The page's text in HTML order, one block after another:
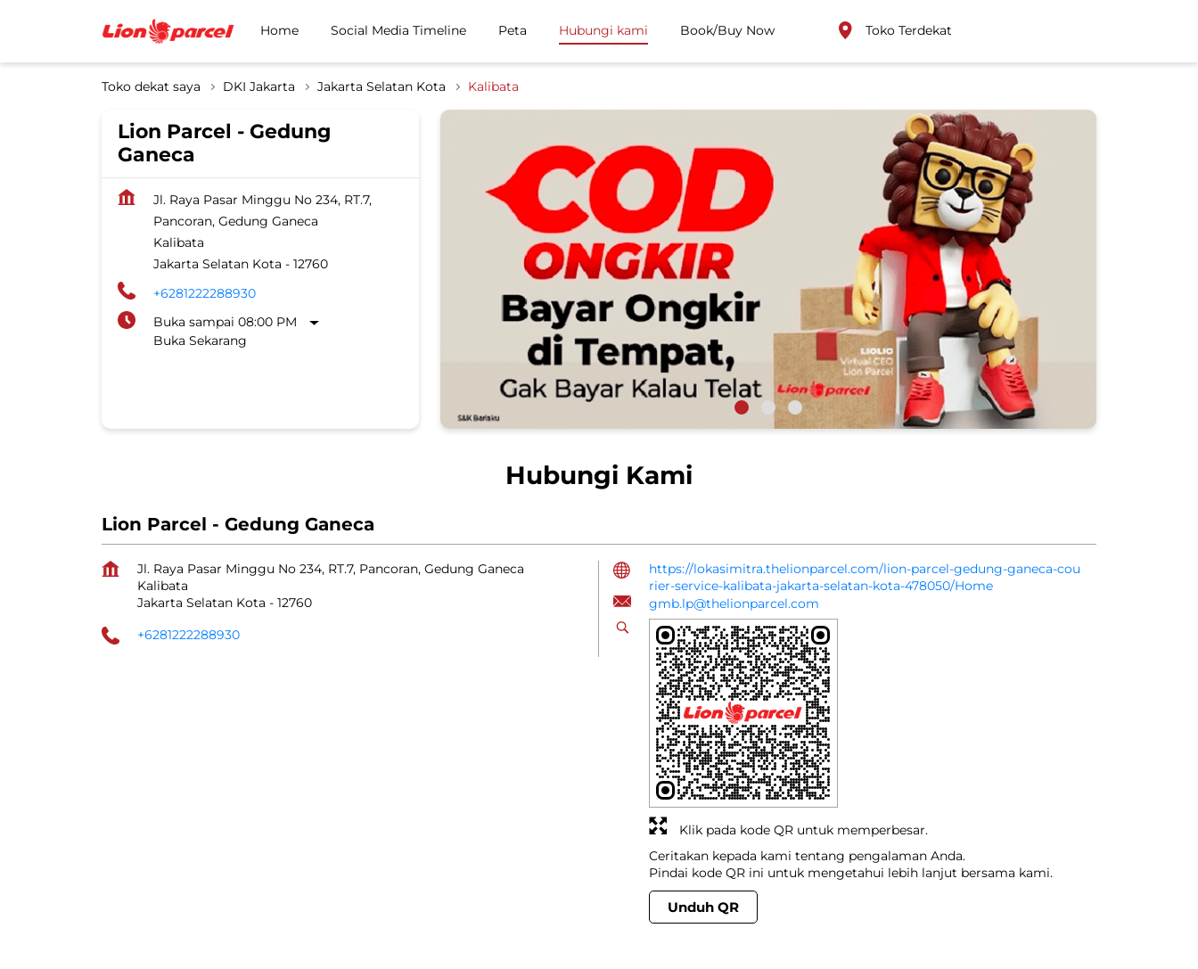
Home Social Media Timeline Peta Hubungi kami Book/Buy Now Toko Terdekat
Toko dekat saya DKI Jakarta Jakarta Selatan Kota Kalibata
Lion Parcel - Gedung
Ganeca
Jl. Raya Pasar Minggu No 234, RT.7,
Pancoran, Gedung Ganeca
Kalibata
Jakarta Selatan Kota - 12760
+6281222288930
Buka sampai 08:00 PM
Buka Sekarang
Hubungi Kami
Lion Parcel - Gedung Ganeca
Jl. Raya Pasar Minggu No 234, RT.7, Pancoran, Gedung Ganeca
Kalibata
Jakarta Selatan Kota - 12760
+6281222288930
https://lokasimitra.thelionparcel.com/lion-parcel-gedung-ganeca-cou
rier-service-kalibata-jakarta-selatan-kota-478050/Home
gmb.lp@thelionparcel.com
Ceritakan kepada kami tentang pengalaman Anda.
Pindai kode QR ini untuk mengetahui lebih lanjut bersama kami.
Unduh QR
Klik pada kode QR untuk memperbesar.